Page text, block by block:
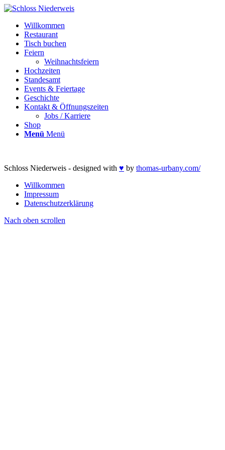
Willkommen
Restaurant
Tisch buchen
Feiern
Weihnachtsfeiern
Hochzeiten
Standesamt
Events & Feiertage
Geschichte
Kontakt & Öffnungszeiten
Jobs / Karriere
Shop
Menü Menü
Schloss Niederweis - designed with ♥ by thomas-urbany.com/
Willkommen
Impressum
Datenschutzerklärung
Nach oben scrollen